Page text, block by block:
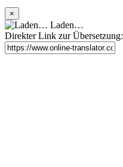
×
Laden…
Direkter Link zur Übersetzung: